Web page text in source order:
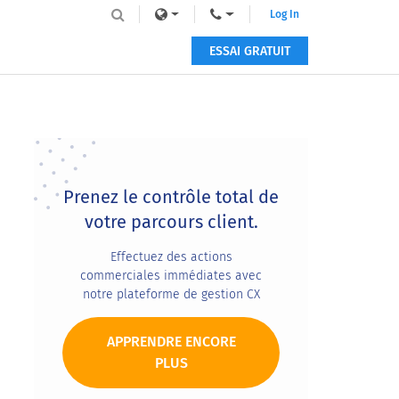
Log In
ESSAI GRATUIT
Primary
Sidebar
Prenez le contrôle total de
votre parcours client.
Effectuez des actions
commerciales immédiates avec
notre plateforme de gestion CX
APPRENDRE ENCORE
PLUS